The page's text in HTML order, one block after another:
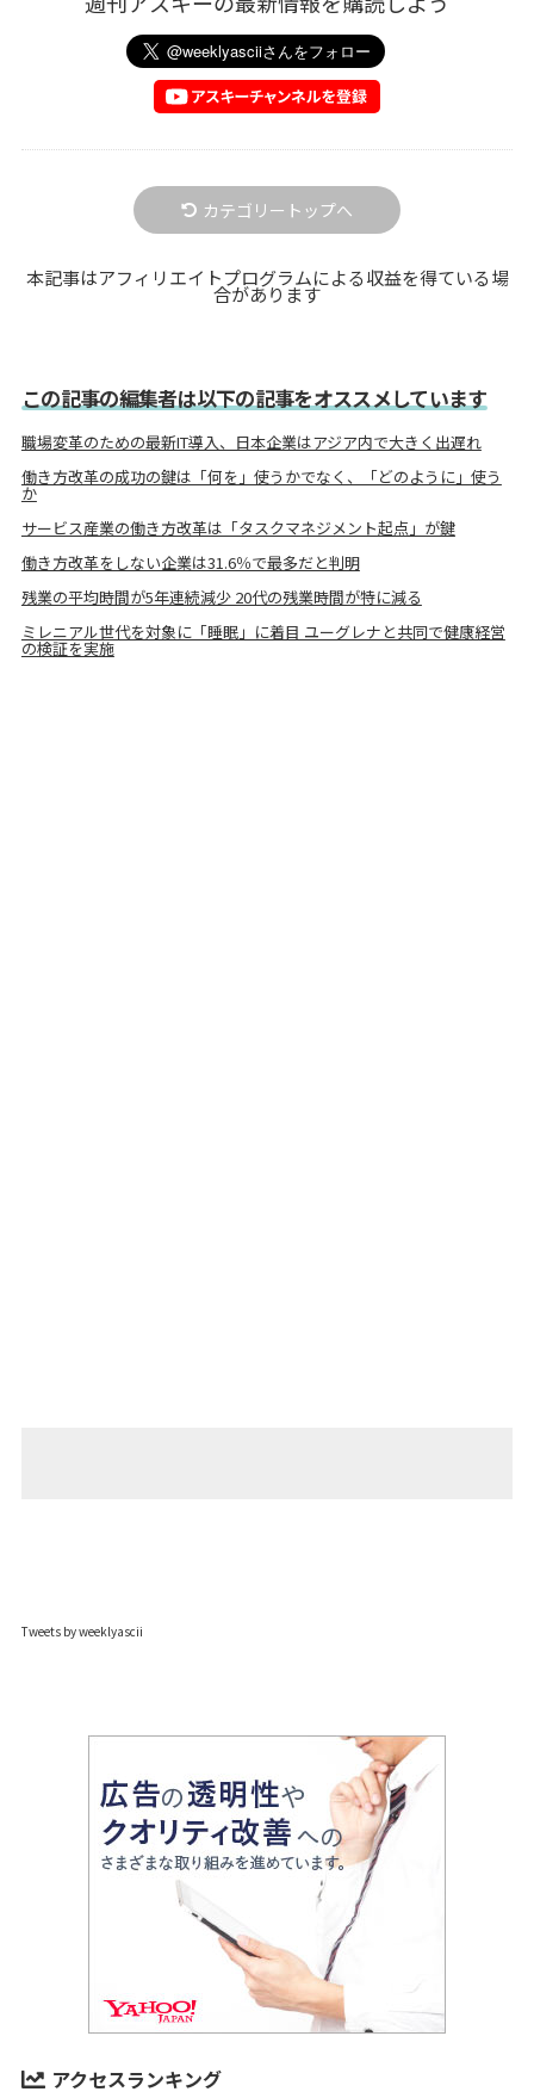
カテゴリートップへ
本記事はアフィリエイトプログラムによる収益を得ている場
合があります
この記事の編集者は以下の記事をオススメしています
職場変革のための最新IT導入、日本企業はアジア内で大きく出遅れ
働き方改革の成功の鍵は「何を」使うかでなく、「どのように」使う
か
サービス産業の働き方改革は「タスクマネジメント起点」が鍵
働き方改革をしない企業は31.6％で最多だと判明
残業の平均時間が5年連続減少 20代の残業時間が特に減る
ミレニアル世代を対象に「睡眠」に着目 ユーグレナと共同で健康経営
の検証を実施
Tweets by weeklyascii
アクセスランキング